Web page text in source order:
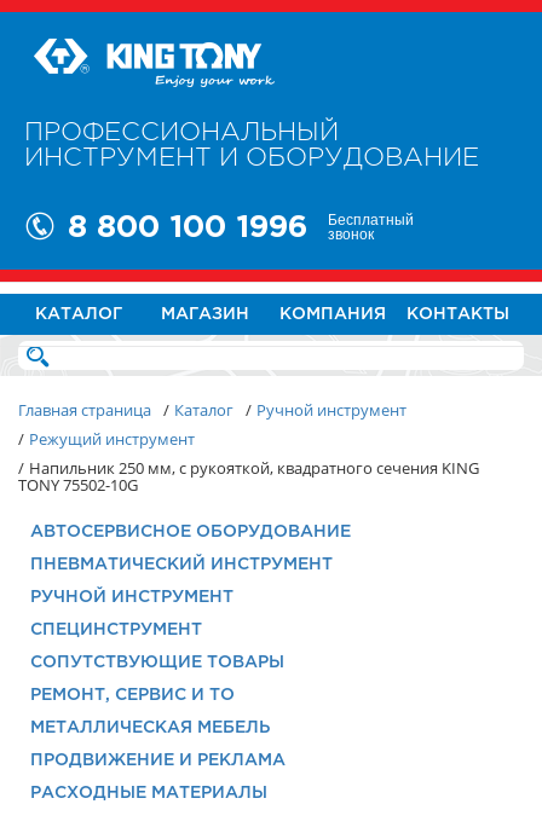
ПРОФЕССИОНАЛЬНЫЙ
ИНСТРУМЕНТ И ОБОРУДОВАНИЕ
8 800 100 1996 Бесплатный
звонок
КАТАЛОГ МАГАЗИН КОМПАНИЯ КОНТАКТЫ
Главная страница / Каталог / Ручной инструмент
/ Режущий инструмент
/ Напильник 250 мм, с рукояткой, квадратного сечения KING
TONY 75502-10G
АВТОСЕРВИСНОЕ ОБОРУДОВАНИЕ
ПНЕВМАТИЧЕСКИЙ ИНСТРУМЕНТ
РУЧНОЙ ИНСТРУМЕНТ
СПЕЦИНСТРУМЕНТ
СОПУТСТВУЮЩИЕ ТОВАРЫ
РЕМОНТ, СЕРВИС И ТО
МЕТАЛЛИЧЕСКАЯ МЕБЕЛЬ
ПРОДВИЖЕНИЕ И РЕКЛАМА
РАСХОДНЫЕ МАТЕРИАЛЫ